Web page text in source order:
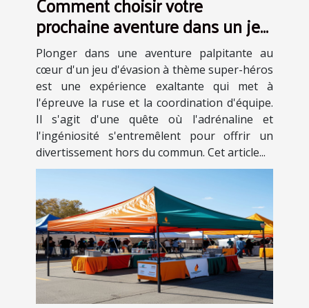
prochaine aventure dans un jeu
d'évasion à thème super-héros
Plonger dans une aventure palpitante au
cœur d'un jeu d'évasion à thème super-héros
est une expérience exaltante qui met à
l'épreuve la ruse et la coordination d'équipe.
Il s'agit d'une quête où l'adrénaline et
l'ingéniosité s'entremêlent pour offrir un
divertissement hors du commun. Cet article...